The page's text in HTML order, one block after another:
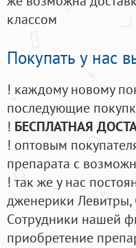
классом
Покупать у нас
! каждому новому
последующие
! БЕСПЛАТНАЯ
! оптовым
препарата с
! так же у нас
дженерики
Cотрудники нашей
приобретение